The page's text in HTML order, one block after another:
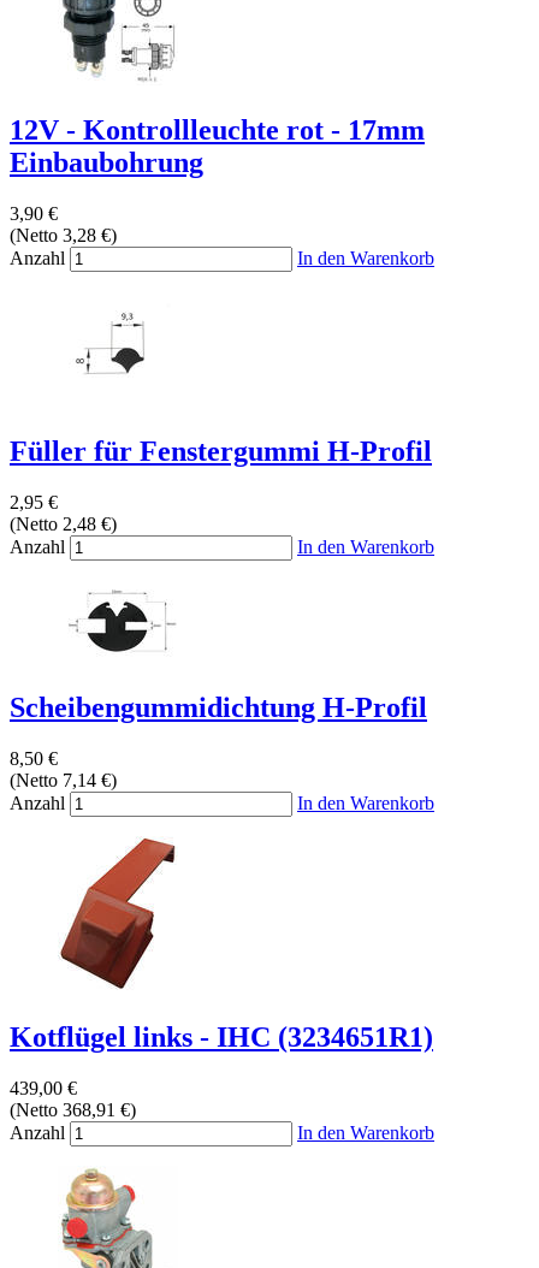
12V - Kontrollleuchte rot - 17mm
Einbaubohrung
3,90 €
(Netto 3,28 €)
Anzahl
In den Warenkorb
Füller für Fenstergummi H-Profil
2,95 €
(Netto 2,48 €)
Anzahl
In den Warenkorb
Scheibengummidichtung H-Profil
8,50 €
(Netto 7,14 €)
Anzahl
In den Warenkorb
Kotflügel links - IHC (3234651R1)
439,00 €
(Netto 368,91 €)
Anzahl
In den Warenkorb